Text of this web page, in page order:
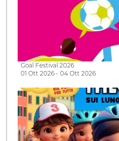
Goal Festival 2026
01 Ott 2026 - 04 Ott 2026